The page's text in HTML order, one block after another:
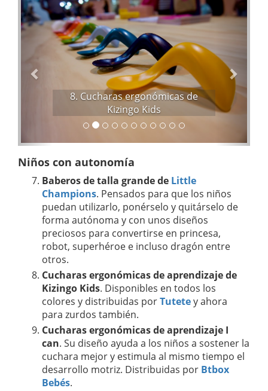
8. Cucharas ergonómicas de
Kizingo Kids
n
t
o
i
g
n
t
e
Niños con autonomía
Baberos de talla grande de Little
Champions. Pensados para que los niños
puedan utilizarlo, ponérselo y quitárselo de
forma autónoma y con unos diseños
preciosos para convertirse en princesa,
robot, superhéroe e incluso dragón entre
otros.
Cucharas ergonómicas de aprendizaje de
Kizingo Kids. Disponibles en todos los
colores y distribuidas porTutetey ahora
para zurdos también.
Cucharas ergonómicas de aprendizaje I
can. Su diseño ayuda a los niños a sostener la
cuchara mejor y estimula al mismo tiempo el
desarrollo motriz. Distribuidas por Btbox
Bebés.